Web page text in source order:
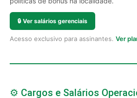
🔒 Ver salários gerenciais
Acesso exclusivo para assinantes. Ver
⚙️ Cargos e Salários